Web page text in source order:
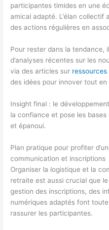
participantes timides en une
amical adapté. L’élan collectif
des actions régulières en
Pour rester dans la tendance,
d’analyses récentes sur les
via des articles sur
des idées pour innover tout
Insight final : le
la confiance et pose les
et épanoui.
Plan pratique pour profiter
communication et inscriptions
Organiser la logistique et la
retraite est aussi crucial que
gestion des inscriptions, des
numériques adaptés font
rassurer les participantes.